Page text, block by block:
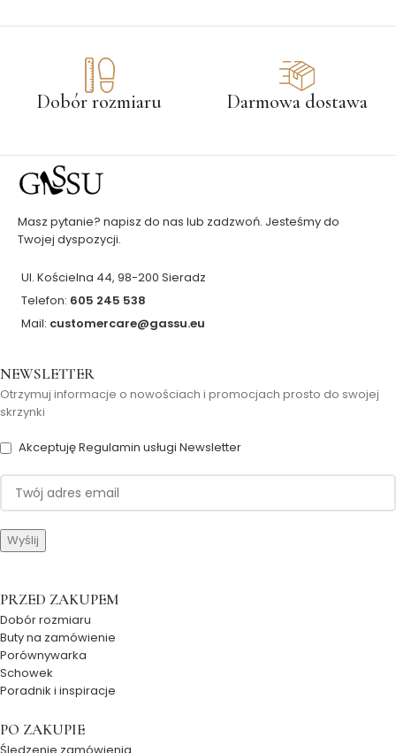
Dobór rozmiaru Darmowa dostawa
Masz pytanie? napisz do nas lub zadzwoń. Jesteśmy do
Twojej dyspozycji.
Ul. Kościelna 44, 98-200 Sieradz
Telefon: 605 245 538
Mail: customercare@gassu.eu
NEWSLETTER
Otrzymuj informacje o nowościach i promocjach prosto do swojej
skrzynki
Akceptuję Regulamin usługi Newsletter
PRZED ZAKUPEM
Dobór rozmiaru
Buty na zamówienie
Porównywarka
Schowek
Poradnik i inspiracje
PO ZAKUPIE